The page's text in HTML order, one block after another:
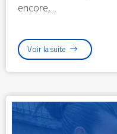
encore,…
Voir la suite